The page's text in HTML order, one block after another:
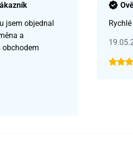
jsem objednal
a
obchodem